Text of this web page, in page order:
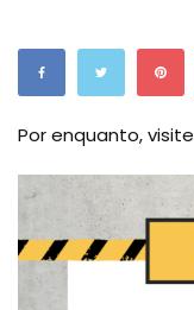
Por enquanto, visite